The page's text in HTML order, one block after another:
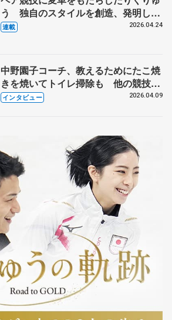
う 独自のスタイルを創造、発明した
【引退発表後②】
連載 2026.04.24
中野園子コーチ、教えるためにたこ焼
きを焼いてトイレ掃除も 他の競技に
も通用するという坂本花織の筋肉
インタビュー 2026.04.09